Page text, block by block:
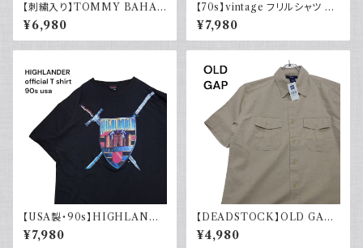
【刺繍入り】TOMMY BAHA
MA トミーバハマ オープンカラ
ーシャツ シルク100％ 開禁 古
着 アメカジ チェック
¥6,980
【70s】vintage フリルシャツ ヴ
ィンテージ古着 長袖シャツ ドレ
スシャツ 白 ホワイト系 1970年
代 レトロ
¥7,980
【USA製・90s】HIGHLANDE
R 悪魔の戦士 オフィシャルTシ
ャツ
¥7,980
【DEADSTOCK】OLD GAP
オールドギャップ コットンリネン
シャツ 半袖 タグ付き 00s 古着
¥4,980